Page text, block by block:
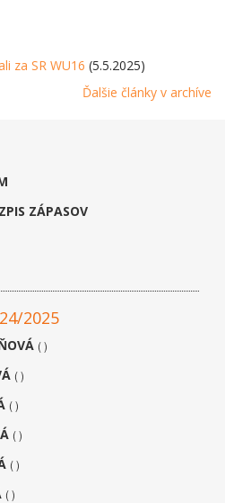
za SR WU16 (5.5.2025)
Ďalšie články v archíve
ZÁPASOV
2025
( )
( )
( )
( )
( )
( )